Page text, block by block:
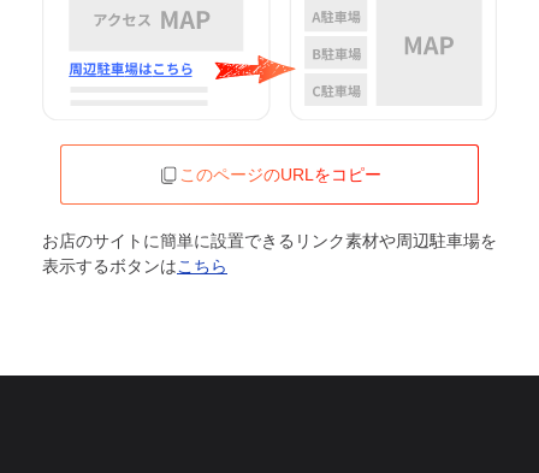
このページのURLをコピー
お店のサイトに簡単に設置できるリンク素材や周辺駐車場を
表示するボタンはこちら